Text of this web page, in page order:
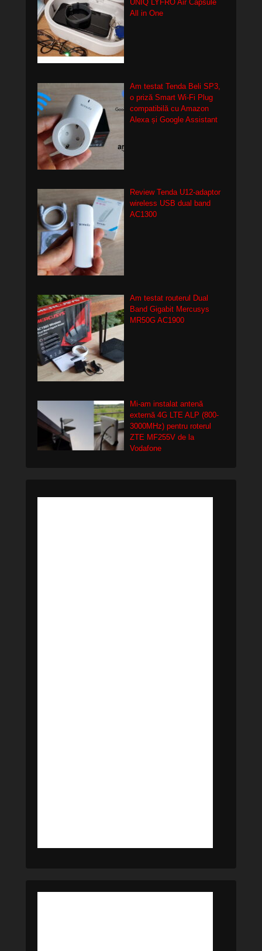
UNIQ LYFRO Air Capsule
All in One
Am testat Tenda Beli SP3,
o priză Smart Wi-Fi Plug
compatibilă cu Amazon
Alexa și Google Assistant
Review Tenda U12-adaptor
wireless USB dual band
AC1300
Am testat routerul Dual
Band Gigabit Mercusys
MR50G AC1900
Mi-am instalat antenă
externă 4G LTE ALP (800-
3000MHz) pentru roterul
ZTE MF255V de la
Vodafone